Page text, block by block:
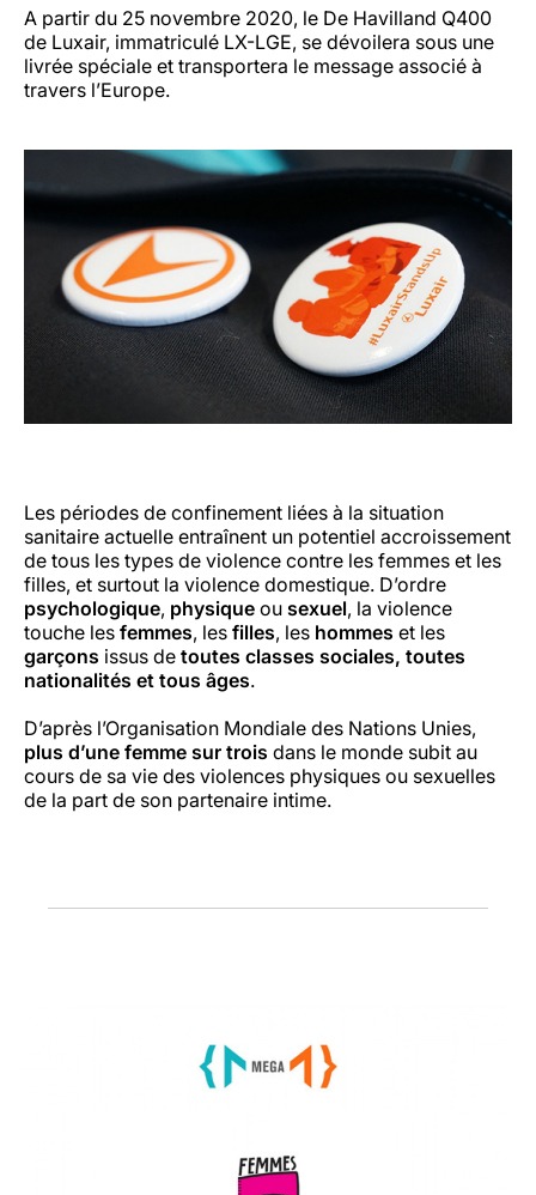
A partir du 25 novembre 2020, le De Havilland Q400
de Luxair, immatriculé LX-LGE, se dévoilera sous une
livrée spéciale et transportera le message associé à
travers l’Europe.
Les périodes de confinement liées à la situation
sanitaire actuelle entraînent un potentiel accroissement
de tous les types de violence contre les femmes et les
filles, et surtout la violence domestique. D’ordre
psychologique, physique ou sexuel, la violence
touche les femmes, les filles, les hommes et les
garçons issus de toutes classes sociales, toutes
nationalités et tous âges.
D’après l’Organisation Mondiale des Nations Unies,
plus d’une femme sur trois dans le monde subit au
cours de sa vie des violences physiques ou sexuelles
de la part de son partenaire intime.